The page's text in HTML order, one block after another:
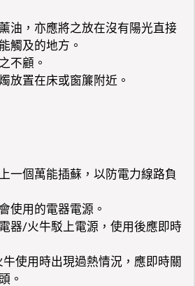
油，亦應將之放在沒有陽光直接
觸及的地方。
不顧。
放置在床或窗簾附近。
一個萬能插蘇，以防電力線路負
使用的電器電源。
器/火牛駁上電源，使用後應即時
使用時出現過熱情況，應即時關
。